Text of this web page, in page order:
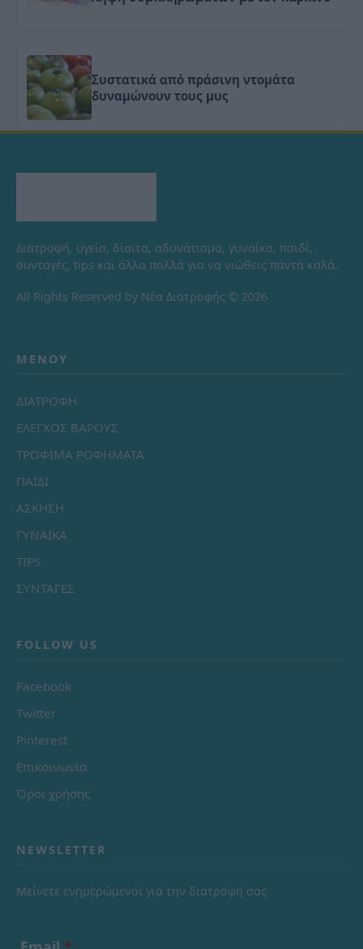
Συστατικά από πράσινη ντομάτα
δυναμώνουν τους μυς
Διατροφή, υγεία, δίαιτα, αδυνάτισμα, γυναίκα, παιδί,
συνταγές, tips και άλλα πολλά για να νιώθεις πάντα καλά.
All Rights Reserved by Νέα Διατροφής © 2026
ΜΕΝΟΎ
ΔΙΑΤΡΟΦΗ
ΕΛΕΓΧΟΣ ΒΑΡΟΥΣ
ΤΡΟΦΙΜΑ ΡΟΦΗΜΑΤΑ
ΠΑΙΔΙ
ΑΣΚΗΣΗ
ΓΥΝΑΙΚΑ
TIPS
ΣΥΝΤΑΓΕΣ
FOLLOW US
Facebook
Twitter
Pinterest
Επικοινωνία
Όροι χρήσης
NEWSLETTER
Μείνετε ενημερώμενοι για την διατροφή σας